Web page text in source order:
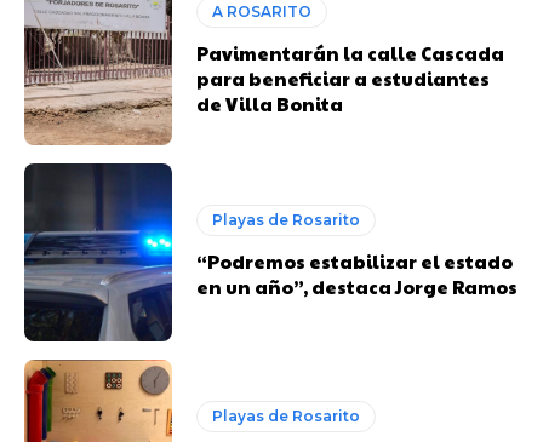
A ROSARITO
Pavimentarán la calle Cascada
para beneficiar a estudiantes
de Villa Bonita
Playas de Rosarito
“Podremos estabilizar el estado
en un año”, destaca Jorge Ramos
Playas de Rosarito